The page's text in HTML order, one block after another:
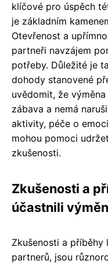
klíčové pro úspěch
je základním
Otevřenost a
partneři navzájem
potřeby. Důležité je
dohody stanovené
uvědomit, že
zábava a nemá
aktivity, péče o
mohou pomoci
zkušenosti.
Zkušenosti a
účastnili
Zkušenosti a
partnerů, jsou